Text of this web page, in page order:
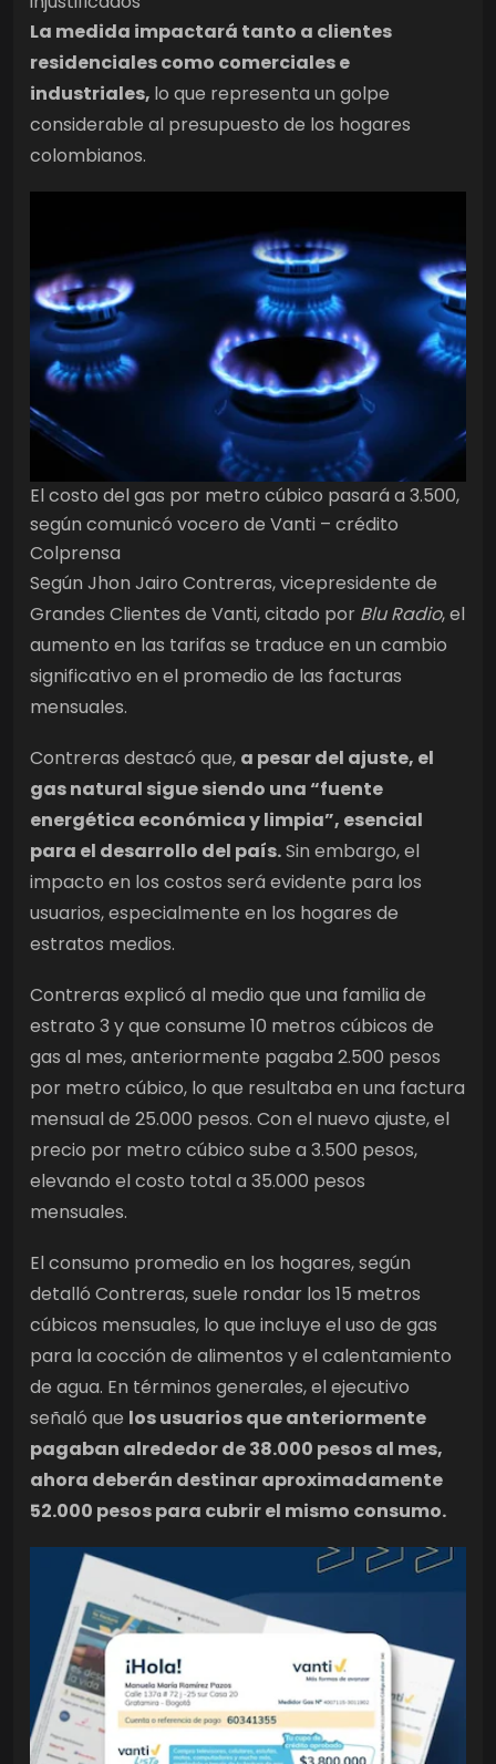
La medida impactará tanto a clientes
residenciales como comerciales e
industriales, lo que representa un golpe
considerable al presupuesto de los hogares
colombianos.
El costo del gas por metro cúbico pasará a 3.500,
según comunicó vocero de Vanti – crédito
Colprensa
Según Jhon Jairo Contreras, vicepresidente de
Grandes Clientes de Vanti, citado por Blu Radio, el
aumento en las tarifas se traduce en un cambio
significativo en el promedio de las facturas
mensuales.
Contreras destacó que, a pesar del ajuste, el
gas natural sigue siendo una “fuente
energética económica y limpia”, esencial
para el desarrollo del país.Sin embargo, el
impacto en los costos será evidente para los
usuarios, especialmente en los hogares de
estratos medios.
Contreras explicó al medio que una familia de
estrato 3 y que consume 10 metros cúbicos de
gas al mes, anteriormente pagaba 2.500 pesos
por metro cúbico, lo que resultaba en una factura
mensual de 25.000 pesos. Con el nuevo ajuste, el
precio por metro cúbico sube a 3.500 pesos,
elevando el costo total a 35.000 pesos
mensuales.
El consumo promedio en los hogares, según
detalló Contreras, suele rondar los 15 metros
cúbicos mensuales, lo que incluye el uso de gas
para la cocción de alimentos y el calentamiento
de agua. En términos generales, el ejecutivo
señaló que los usuarios que anteriormente
pagaban alrededor de 38.000 pesos al mes,
ahora deberán destinar aproximadamente
52.000 pesos para cubrir el mismo consumo.